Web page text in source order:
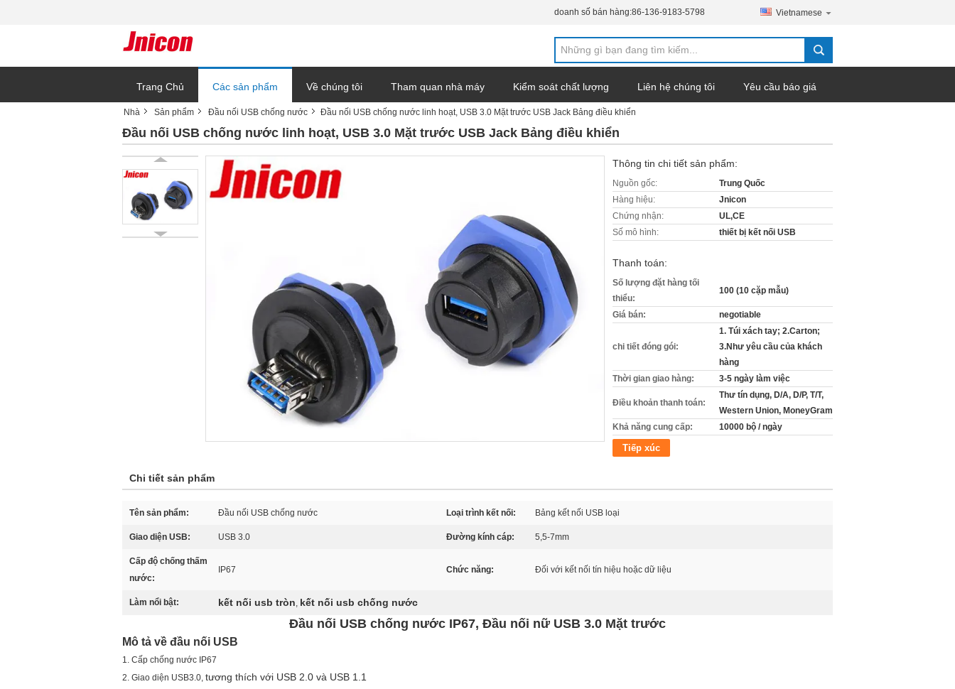
doanh số bán hàng:86-136-9183-5798 Vietnamese
Trang Chủ Các sản phẩm Về chúng tôi Tham quan nhà máy Kiểm soát chất lượng Liên hệ chúng tôi Yêu cầu báo giá
Blog
Nhà Sản phẩm Đầu nối USB chống nước Đầu nối USB chống nước linh hoạt, USB 3.0 Mặt trước USB Jack Bảng điều khiển
Đầu nối USB chống nước linh hoạt, USB 3.0 Mặt trước USB Jack Bảng điều khiển
Thông tin chi tiết sản phẩm:
Nguồn gốc:
Trung Quốc
Hàng hiệu:
Jnicon
Chứng nhận:
UL,CE
Số mô hình:
thiết bị kết nối USB
Thanh toán:
Số lượng đặt hàng tối
thiểu:
100 (10 cặp mẫu)
Giá bán: negotiable
chi tiết đóng gói:
1. Túi xách tay; 2.Carton;
3.Như yêu cầu của khách
hàng
Thời gian giao hàng:
3-5 ngày làm việc
Điều khoản thanh toán:
Thư tín dụng, D/A, D/P, T/T,
Western Union, MoneyGram
Khả năng cung cấp:
10000 bộ / ngày
Tiếp xúc
Chi tiết sản phẩm
Tên sản phẩm: Đầu nối USB chống nước Loại trình kết nối: Bảng kết nối USB loại
Giao diện USB: USB 3.0 Đường kính cáp: 5,5-7mm
Cấp độ chống thấm
nước:
IP67 Chức năng: Đối với kết nối tín hiệu hoặc dữ liệu
Làm nổi bật: kết nối usb tròn, kết nối usb chống nước
Đầu nối USB chống nước IP67, Đầu nối nữ USB 3.0 Mặt trước
Mô tả về đầu nối USB
1. Cấp chống nước IP67
2. Giao diện USB3.0, tương thích với USB 2.0 và USB 1.1